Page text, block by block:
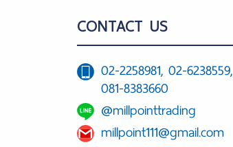
CONTACT US
02-2258981, 02-6238559,
081-8383660
@millpointtrading
millpoint111@gmail.com